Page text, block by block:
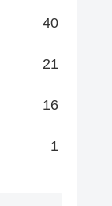
40
21
16
1